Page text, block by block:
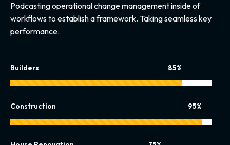
Podcasting operational change management inside of
workflows to establish a framework. Taking seamless key
performance.
Builders 85%
Construction 95%